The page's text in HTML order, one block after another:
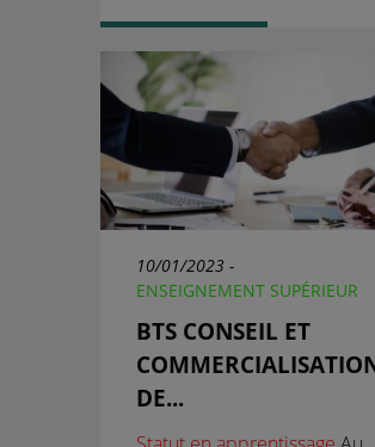
10/01/2023 -
ENSEIGNEMENT SUPÉRIEUR
BTS CONSEIL ET
DE...